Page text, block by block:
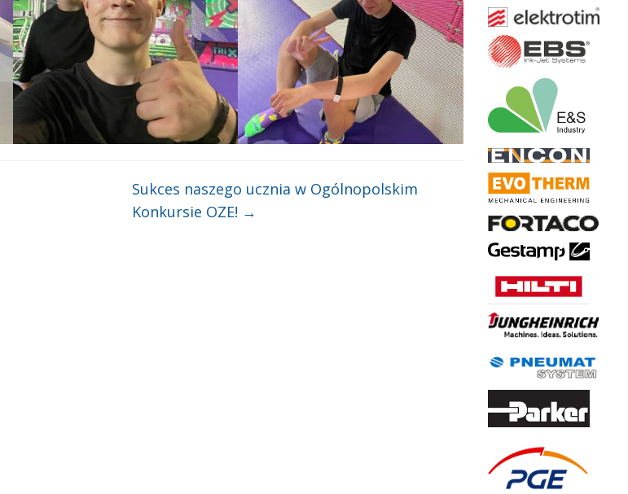
Sukces naszego ucznia w Ogólnopolskim
Konkursie OZE! →